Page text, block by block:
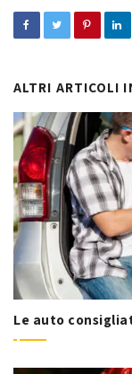
ALTRI ARTICOLI
Le auto